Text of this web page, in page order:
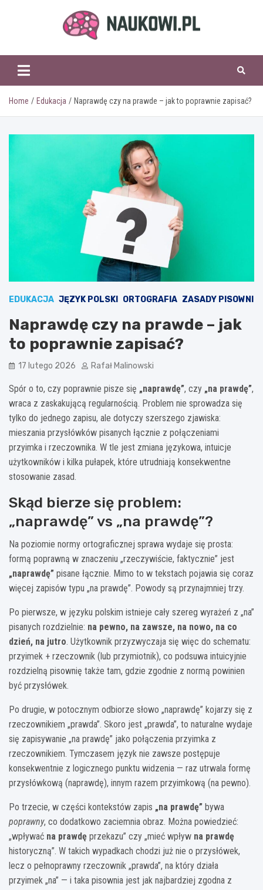
naukowi.pl
Home Edukacja Naprawdę czy na prawde – jak to poprawnie zapisać?
EDUKACJA JĘZYK POLSKI ORTOGRAFIA ZASADY PISOWNI
Naprawdę czy na prawde – jak
to poprawnie zapisać?
17 lutego 2026 Rafał Malinowski
Spór o to, czy poprawnie pisze się „naprawdę”, czy „na prawdę”,
wraca z zaskakującą regularnością. Problem nie sprowadza się
tylko do jednego zapisu, ale dotyczy szerszego zjawiska:
mieszania przysłówków pisanych łącznie z połączeniami
przyimka i rzeczownika. W tle jest zmiana językowa, intuicje
użytkowników i kilka pułapek, które utrudniają konsekwentne
stosowanie zasad.
Skąd bierze się problem:
„naprawdę” vs „na prawdę”?
Na poziomie normy ortograficznej sprawa wydaje się prosta:
formą poprawną w znaczeniu „rzeczywiście, faktycznie” jest
„naprawdę” pisane łącznie. Mimo to w tekstach pojawia się coraz
więcej zapisów typu „na prawdę”. Powody są przynajmniej trzy.
Po pierwsze, w języku polskim istnieje cały szereg wyrażeń z „na”
pisanych rozdzielnie: na pewno, na zawsze, na nowo, na co
dzień, na jutro. Użytkownik przyzwyczaja się więc do schematu:
przyimek + rzeczownik (lub przymiotnik), co podsuwa intuicyjnie
rozdzielną pisownię także tam, gdzie zgodnie z normą powinien
być przysłówek.
Po drugie, w potocznym odbiorze słowo „naprawdę” kojarzy się z
rzeczownikiem „prawda”. Skoro jest „prawda”, to naturalne wydaje
się zapisywanie „na prawdę” jako połączenia przyimka z
rzeczownikiem. Tymczasem język nie zawsze postępuje
konsekwentnie z logicznego punktu widzenia — raz utrwala formę
przysłówkową (naprawdę), innym razem przyimkową (na pewno).
Po trzecie, w części kontekstów zapis „na prawdę” bywa
poprawny, co dodatkowo zaciemnia obraz. Można powiedzieć:
„wpływać na prawdę przekazu” czy „mieć wpływ na prawdę
historyczną”. W takich wypadkach chodzi już nie o przysłówek,
lecz o pełnoprawny rzeczownik „prawda”, na który działa
przyimek „na” — i taka pisownia jest jak najbardziej zgodna z